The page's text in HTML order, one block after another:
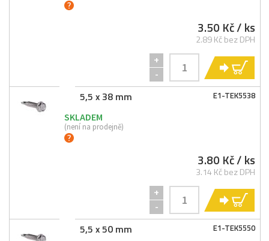
3.50 Kč/ ks
2.89 Kč bez DPH
+
-
E1-TEK5538
5,5 x 38 mm
SKLADEM
(není na prodejně)
3.80 Kč/ ks
3.14 Kč bez DPH
+
-
E1-TEK5550
5,5 x 50 mm